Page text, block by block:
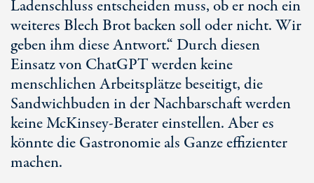
Ladenschluss entscheiden muss, ob er noch ein
weiteres Blech Brot backen soll oder nicht. Wir
geben ihm diese Antwort.“ Durch diesen
Einsatz von ChatGPT werden keine
menschlichen Arbeitsplätze beseitigt, die
Sandwichbuden in der Nachbarschaft werden
keine McKinsey-Berater einstellen. Aber es
könnte die Gastronomie als Ganze effizienter
machen.